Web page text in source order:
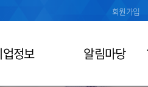
정보 알림마당
회원가입